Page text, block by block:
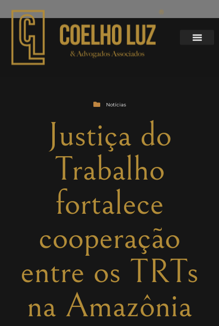
Notícias
Justiça do
Trabalho
fortalece
cooperação
entre os TRTs
na Amazônia